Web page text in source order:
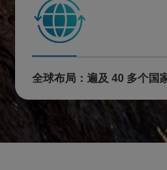
全球布局：遍及 40 多个国